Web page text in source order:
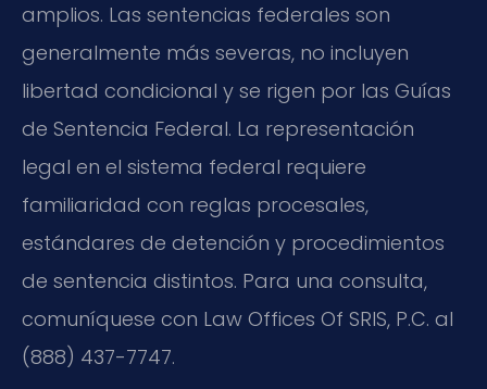
amplios. Las sentencias federales son
generalmente más severas, no incluyen
libertad condicional y se rigen por las Guías
de Sentencia Federal. La representación
legal en el sistema federal requiere
familiaridad con reglas procesales,
estándares de detención y procedimientos
de sentencia distintos. Para una consulta,
comuníquese con Law Offices Of SRIS, P.C. al
(888) 437-7747.